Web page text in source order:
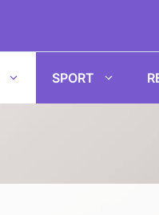
SPORT